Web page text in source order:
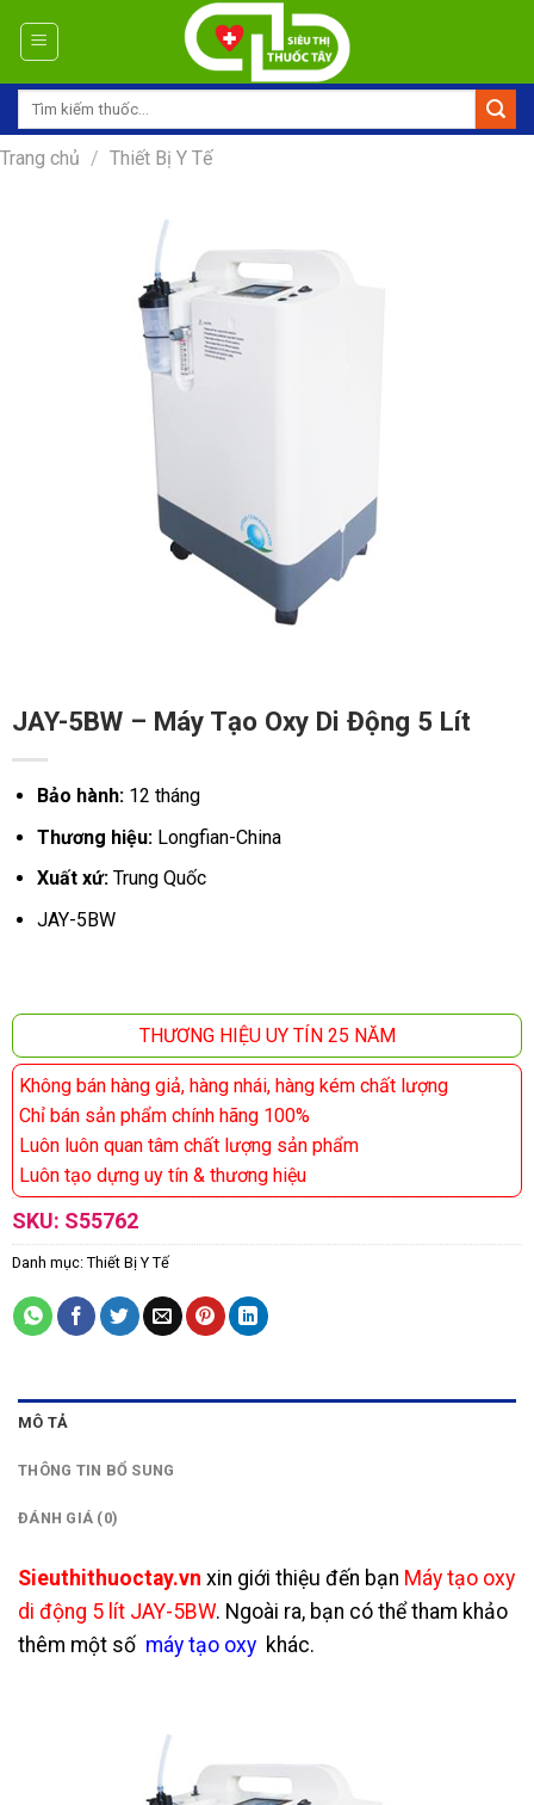
Tìm
Trang chủ / Thiết Bị Y Tế
JAY-5BW – Máy Tạo Oxy Di Động 5 Lít
Bảo hành:12 tháng
Thương hiệu:Longfian-China
Xuất xứ: Trung Quốc
JAY-5BW
THƯƠNG HIỆU UY TÍN 25 NĂM
Không bán hàng giả, hàng nhái, hàng kém chất lượng
Chỉ bán sản phẩm chính hãng 100%
Luôn luôn quan tâm chất lượng sản phẩm
Luôn tạo dựng uy tín & thương hiệu
SKU: S55762
Danh mục: Thiết Bị Y Tế
MÔ TẢ
THÔNG TIN BỔ SUNG
ĐÁNH GIÁ (0)
Sieuthithuoctay.vn xin giới thiệu đến bạn Máy tạo oxy
di động 5 lít JAY-5BW. Ngoài ra, bạn có thể tham khảo
thêm một số máy tạo oxy khác.